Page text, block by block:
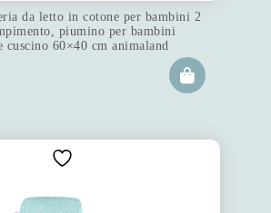
da letto in cotone per bambini 2
piumino per bambini
cuscino 60×40 cm animaland